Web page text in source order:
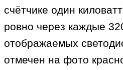
счётчике один
ровно через каждые
отображаемых
отмечен на фото